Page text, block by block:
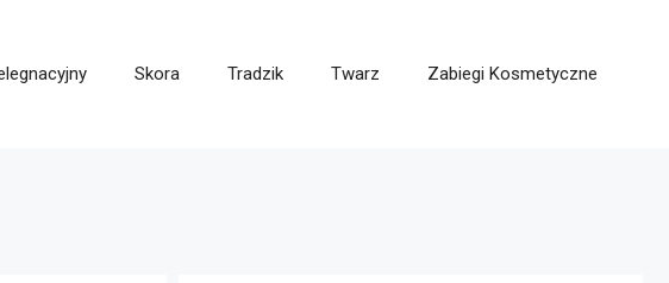
Skora Tradzik Twarz Zabiegi Kosmetyczne